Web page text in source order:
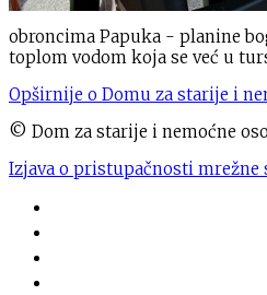
obroncima Papuka - planine
toplom vodom koja se već u
Opširnije o Domu za starije i
© Dom za starije i nemoćne
Izjava o pristupačnosti mrežne